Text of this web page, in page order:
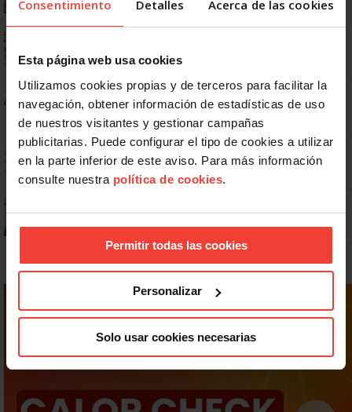
Consentimiento Detalles Acerca de las cookies
Esta página web usa cookies
Utilizamos cookies propias y de terceros para facilitar la
navegación, obtener información de estadísticas de uso
de nuestros visitantes y gestionar campañas
publicitarias. Puede configurar el tipo de cookies a utilizar
en la parte inferior de este aviso. Para más información
consulte nuestra política de cookies.
Permitir todas las cookies
Personalizar
Solo usar cookies necesarias
No: si un festivo cae en sábado, no tienen por qué darte un día
libre
Dudas frecuentes sobre las vacaciones